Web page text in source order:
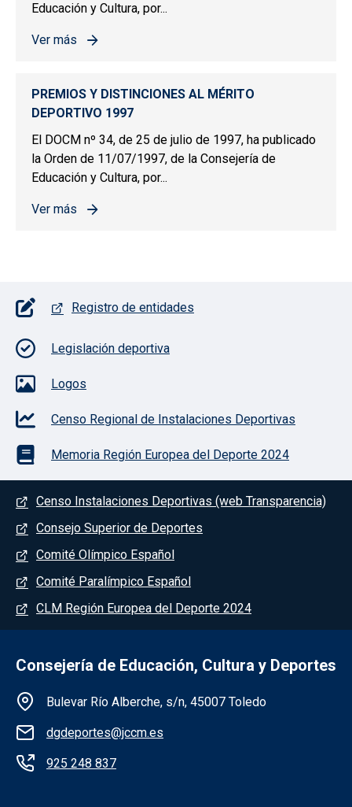
Educación y Cultura, por...
Ver más
sobre PREMIOS Y DISTINCIONES AL MÉRITO
PREMIOS Y DISTINCIONES AL MÉRITO
DEPORTIVO 1997
El DOCM nº 34, de 25 de julio de 1997, ha publicado
la Orden de 11/07/1997, de la Consejería de
Educación y Cultura, por...
Ver más
sobre PREMIOS Y DISTINCIONES AL MÉRITO
Pie de página con iconos
Registro de entidades
Legislación deportiva
Logos
Censo Regional de Instalaciones Deportivas
Memoria Región Europea del Deporte 2024
Menú del pie
Censo Instalaciones Deportivas (web Transparencia)
Consejo Superior de Deportes
Comité Olímpico Español
Comité Paralímpico Español
CLM Región Europea del Deporte 2024
Consejería de Educación, Cultura y Deportes
Información de la institución
Bulevar Río Alberche, s/n, 45007 Toledo
dgdeportes@jccm.es
925 248 837